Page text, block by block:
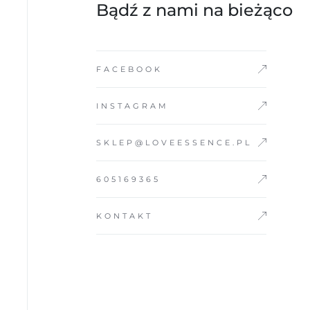
Bądź z nami na bieżąco
FACEBOOK
INSTAGRAM
SKLEP@LOVEESSENCE.PL
605169365
KONTAKT